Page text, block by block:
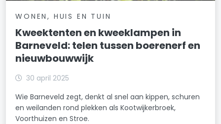
WONEN, HUIS EN TUIN
Kweektenten en kweeklampen in
Barneveld: telen tussen boerenerf en
nieuwbouwwijk
30 april 2025
Wie Barneveld zegt, denkt al snel aan kippen, schuren
en weilanden rond plekken als Kootwijkerbroek,
Voorthuizen en Stroe.